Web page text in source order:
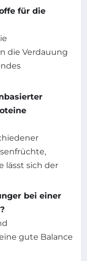
für die
die Verdauung
lässt sich der
bei einer
gute Balance